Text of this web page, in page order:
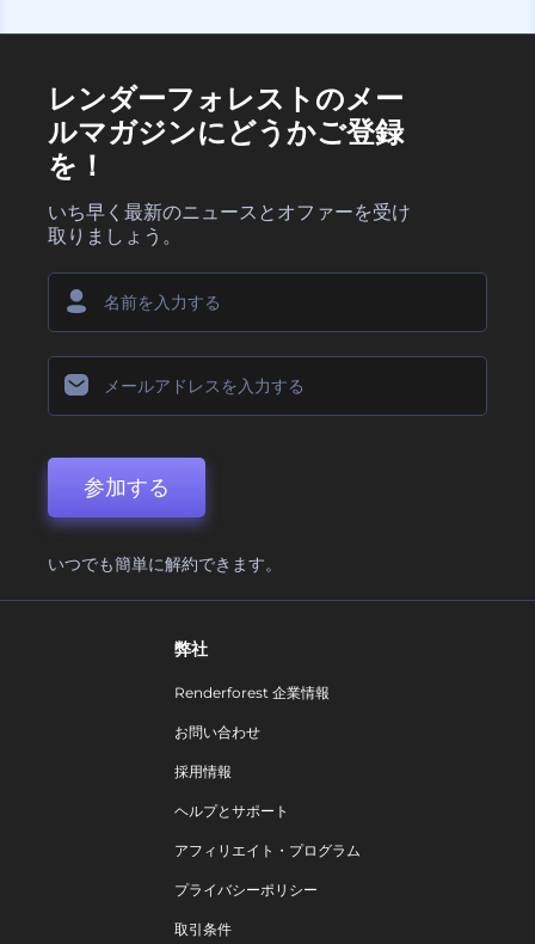
レンダーフォレストのメー
ルマガジンにどうかご登録
を！
いち早く最新のニュースとオファーを受け
取りましょう。
参加する
いつでも簡単に解約できます。
弊社
Renderforest 企業情報
お問い合わせ
採用情報
ヘルプとサポート
アフィリエイト・プログラム
プライバシーポリシー
取引条件